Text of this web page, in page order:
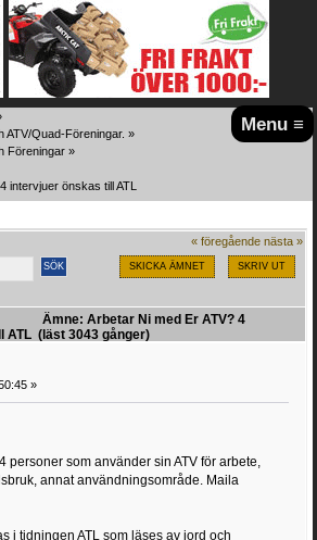
Menu ≡
ATV/Quad-Föreningar. »
Föreningar »
intervjuer önskas till ATL
« föregående nästa »
SKICKA ÄMNET SKRIV UT
Ämne: Arbetar Ni med Er ATV? 4
ATL (läst 3043 gånger)
»
personer som använder sin ATV för arbete,
annat användningsområde. Maila
i tidningen ATL som läses av jord och